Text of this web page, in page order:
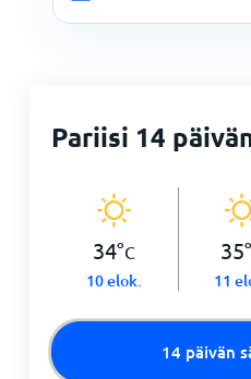
Pariisi 14
34°C
10 elok.
35°
11
14 päivän